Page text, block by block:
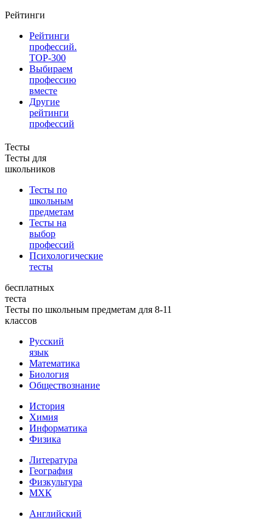
Рейтинги
Рейтинги
профессий.
TOP-300
Выбираем
профессию
вместе
Другие
рейтинги
профессий
Тесты
Тесты для
школьников
Тесты по
школьным
предметам
Тесты на
выбор
профессий
Психологические
тесты
бесплатных
теста
Тесты по школьным предметам для 8-11
классов
Русский
язык
Математика
Биология
Обществознание
История
Химия
Информатика
Физика
Литература
География
Физкультура
МХК
Английский